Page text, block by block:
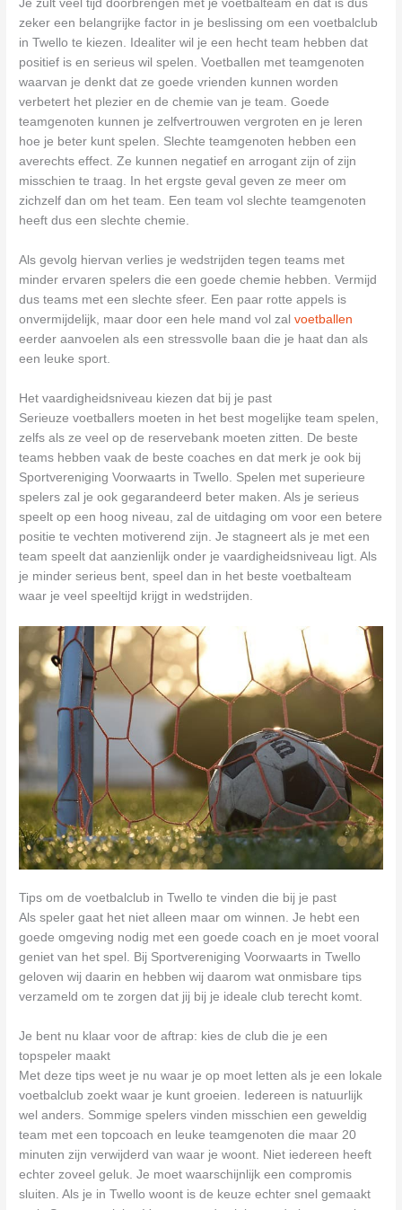
Je zult veel tijd doorbrengen met je voetbalteam en dat is dus
zeker een belangrijke factor in je beslissing om een voetbalclub
in Twello te kiezen. Idealiter wil je een hecht team hebben dat
positief is en serieus wil spelen. Voetballen met teamgenoten
waarvan je denkt dat ze goede vrienden kunnen worden
verbetert het plezier en de chemie van je team. Goede
teamgenoten kunnen je zelfvertrouwen vergroten en je leren
hoe je beter kunt spelen. Slechte teamgenoten hebben een
averechts effect. Ze kunnen negatief en arrogant zijn of zijn
misschien te traag. In het ergste geval geven ze meer om
zichzelf dan om het team. Een team vol slechte teamgenoten
heeft dus een slechte chemie.
Als gevolg hiervan verlies je wedstrijden tegen teams met
minder ervaren spelers die een goede chemie hebben. Vermijd
dus teams met een slechte sfeer. Een paar rotte appels is
onvermijdelijk, maar door een hele mand vol zalvoetballen
eerder aanvoelen als een stressvolle baan die je haat dan als
een leuke sport.
Het vaardigheidsniveau kiezen dat bij je past
Serieuze voetballers moeten in het best mogelijke team spelen,
zelfs als ze veel op de reservebank moeten zitten. De beste
teams hebben vaak de beste coaches en dat merk je ook bij
Sportvereniging Voorwaarts in Twello. Spelen met superieure
spelers zal je ook gegarandeerd beter maken. Als je serieus
speelt op een hoog niveau, zal de uitdaging om voor een betere
positie te vechten motiverend zijn. Je stagneert als je met een
team speelt dat aanzienlijk onder je vaardigheidsniveau ligt. Als
je minder serieus bent, speel dan in het beste voetbalteam
waar je veel speeltijd krijgt in wedstrijden.
Tips om de voetbalclub in Twello te vinden die bij je past
Als speler gaat het niet alleen maar om winnen. Je hebt een
goede omgeving nodig met een goede coach en je moet vooral
geniet van het spel. Bij Sportvereniging Voorwaarts in Twello
geloven wij daarin en hebben wij daarom wat onmisbare tips
verzameld om te zorgen dat jij bij je ideale club terecht komt.
Je bent nu klaar voor de aftrap: kies de club die je een
topspeler maakt
Met deze tips weet je nu waar je op moet letten als je een lokale
voetbalclub zoekt waar je kunt groeien. Iedereen is natuurlijk
wel anders. Sommige spelers vinden misschien een geweldig
team met een topcoach en leuke teamgenoten die maar 20
minuten zijn verwijderd van waar je woont. Niet iedereen heeft
echter zoveel geluk. Je moet waarschijnlijk een compromis
sluiten. Als je in Twello woont is de keuze echter snel gemaakt